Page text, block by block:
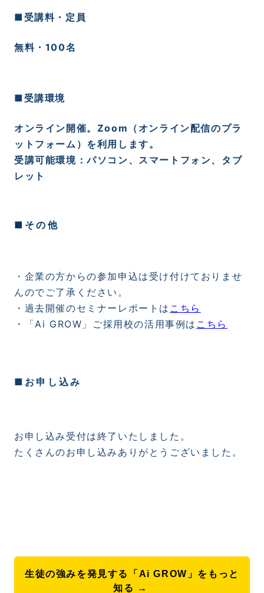
■受講料・定員
無料・100名
■受講環境
オンライン開催。Zoom（オンライン配信のプラ
ットフォーム）を利用します。
受講可能環境：パソコン、スマートフォン、タブ
レット
■その他
・企業の方からの参加申込は受け付けておりませ
んのでご了承ください。
・過去開催のセミナーレポートは こちら
・「Ai GROW 」ご採用校の活用事例は こちら
■お申し込み
お申し込み受付は終了いたしました。
たくさんのお申し込みありがとうございました。
生徒の強みを発見する「Ai GROW」をもっと
知る →